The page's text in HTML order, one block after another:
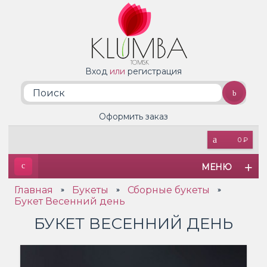
Вход или регистрация
0 ₽
Оформить заказ
МЕНЮ
Главная » Букеты » Сборные букеты »
Букет Весенний день
БУКЕТ ВЕСЕННИЙ ДЕНЬ